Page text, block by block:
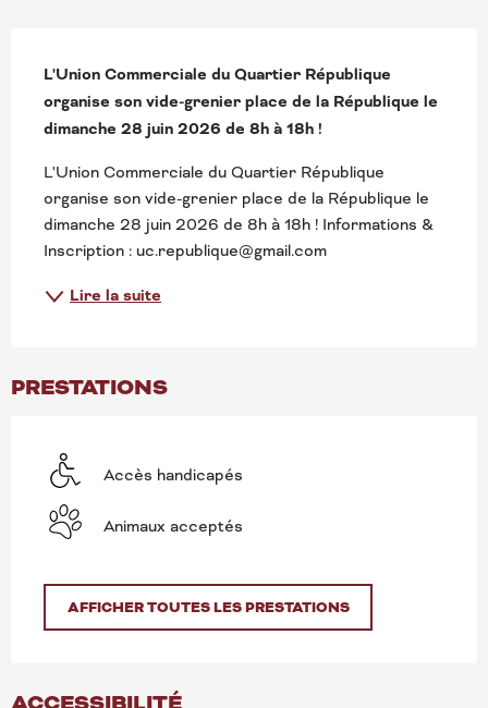
DESCRIPTION
L'Union Commerciale du Quartier République
organise son vide-grenier place de la République le
dimanche 28 juin 2026 de 8h à 18h !
L'Union Commerciale du Quartier République
organise son vide-grenier place de la République le
dimanche 28 juin 2026 de 8h à 18h ! Informations &
Inscription : uc.republique@gmail.com
Lire la suite
PRESTATIONS
Accès handicapés
Animaux acceptés
AFFICHER TOUTES LES PRESTATIONS